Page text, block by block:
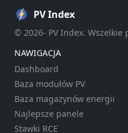
PV Index
© 2026- PV Index. Wszelkie
NAWIGACJA
Dashboard
Baza modułów PV
Baza magazynów energii
Najlepsze panele
Stawki RCE